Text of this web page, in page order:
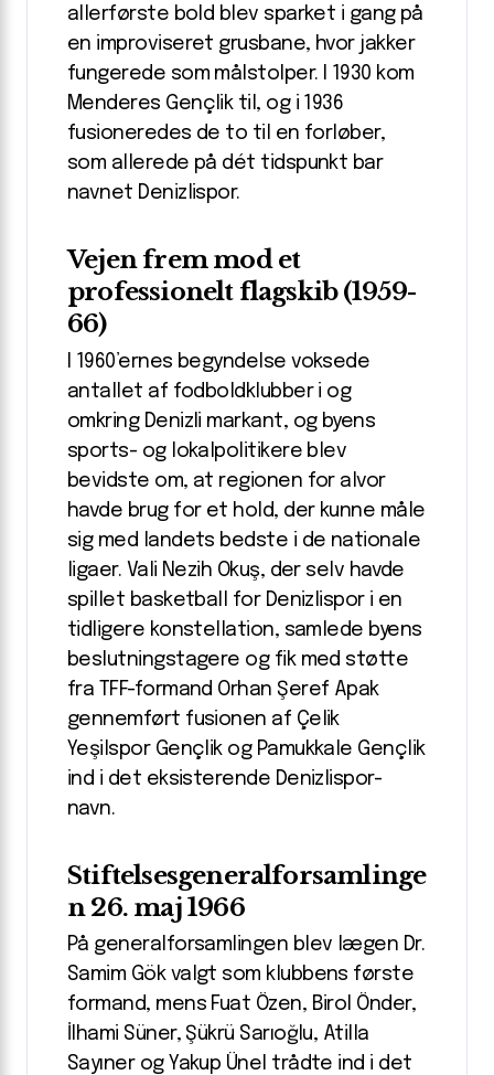
allerførste bold blev sparket i gang på
en improviseret grusbane, hvor jakker
fungerede som målstolper. I 1930 kom
Menderes Gençlik til, og i 1936
fusioneredes de to til en forløber,
som allerede på dét tidspunkt bar
navnet Denizlispor.
Vejen frem mod et
professionelt flagskib (1959-
66)
I 1960’ernes begyndelse voksede
antallet af fodboldklubber i og
omkring Denizli markant, og byens
sports- og lokalpolitikere blev
bevidste om, at regionen for alvor
havde brug for et hold, der kunne måle
sig med landets bedste i de nationale
ligaer. Vali Nezih Okuş, der selv havde
spillet basketball for Denizlispor i en
tidligere konstellation, samlede byens
beslutningstagere og fik med støtte
fra TFF-formand Orhan Şeref Apak
gennemført fusionen af Çelik
Yeşilspor Gençlik og Pamukkale Gençlik
ind i det eksisterende Denizlispor-
navn.
Stiftelsesgeneralforsamlinge
n 26. maj 1966
På generalforsamlingen blev lægen Dr.
Samim Gök valgt som klubbens første
formand, mens Fuat Özen, Birol Önder,
İlhami Süner, Şükrü Sarıoğlu, Atilla
Sayıner og Yakup Ünel trådte ind i det